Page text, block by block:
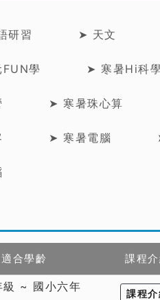
研習 ➤ 天文
學 ➤ 寒暑Hi科學
➤ 寒暑珠心算
➤ 寒暑電腦
適合學齡 課程
級 ~ 國小六年
課程介